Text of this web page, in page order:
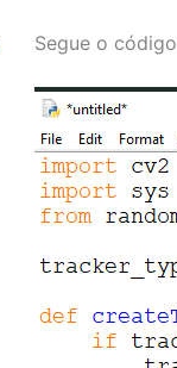
Segue o código